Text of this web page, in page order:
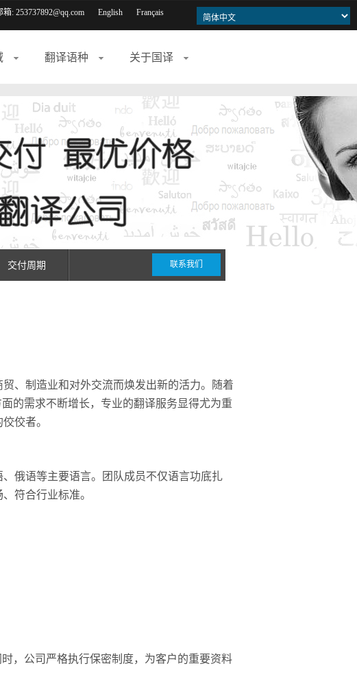
箱: 253737892@qq.com English Français
翻译语种 关于国译
交付周期 联系我们
、制造业和对外交流而焕发出新的活力。随着
的需求不断增长，专业的翻译服务显得尤为重
佼者。
俄语等主要语言。团队成员不仅语言功底扎
符合行业标准。
，公司严格执行保密制度，为客户的重要资料